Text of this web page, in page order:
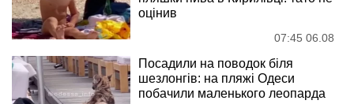
оцінив
07:45 06.08
Посадили на поводок біля
шезлонгів: на пляжі Одеси
побачили маленького леопарда